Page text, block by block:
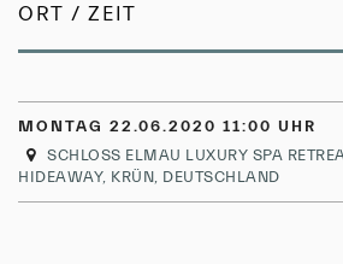
ORT / ZEIT
MONTAG 22.06.2020 11:00 UHR
SCHLOSS ELMAU LUXURY SPA
HIDEAWAY, KRÜN, DEUTSCHLAND